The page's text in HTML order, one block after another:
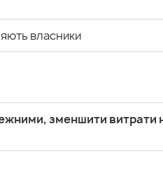
власники
зменшити витрати